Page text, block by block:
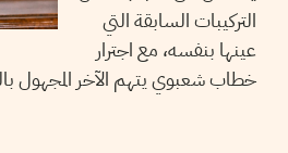
التركيبات السابقة التي
عينها بنفسه، مع اجترار
خطاب شعبوي يتهم الآخر المجهول